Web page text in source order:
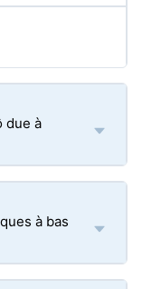
due à
à bas